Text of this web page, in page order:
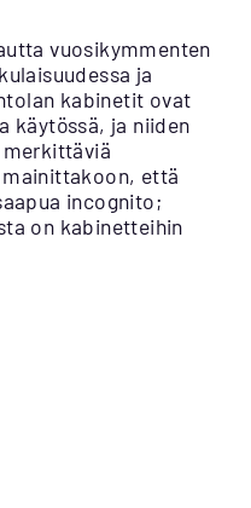
vuosikymmenten
ja
kabinetit ovat
käytössä, ja niiden
että
incognito;
on kabinetteihin